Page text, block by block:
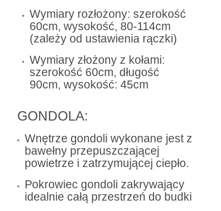
Wymiary rozłożony: szerokość
60cm, wysokość, 80-114cm
(zależy od ustawienia rączki)
Wymiary złożony z kołami:
szerokość 60cm, długość
90cm, wysokość: 45cm
GONDOLA:
Wnętrze gondoli wykonane jest z
bawełny przepuszczającej
powietrze i zatrzymującej ciepło.
Pokrowiec gondoli zakrywający
idealnie całą przestrzeń do budki